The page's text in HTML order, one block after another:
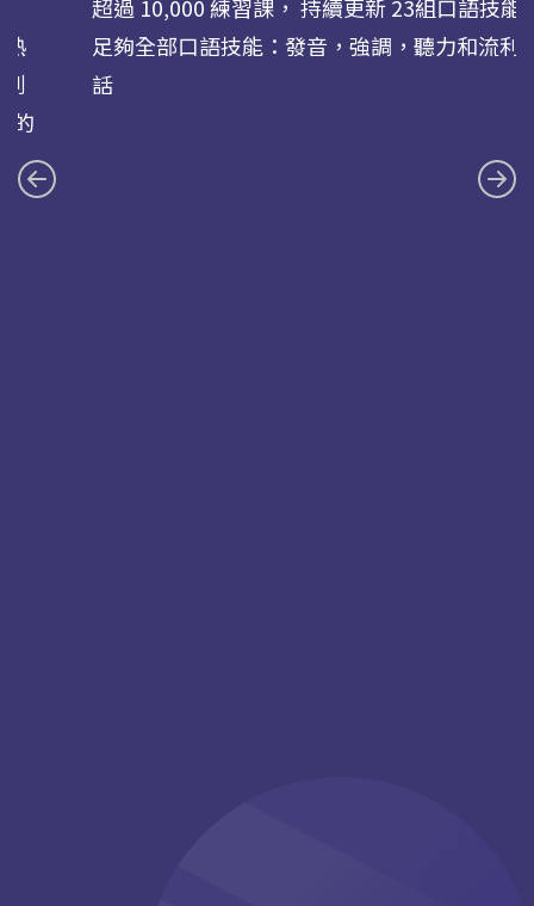
的
超過 10,000 練習課， 持續更新 23組口語技能
足夠全部口語技能：發音，強調，聽力和流利
話